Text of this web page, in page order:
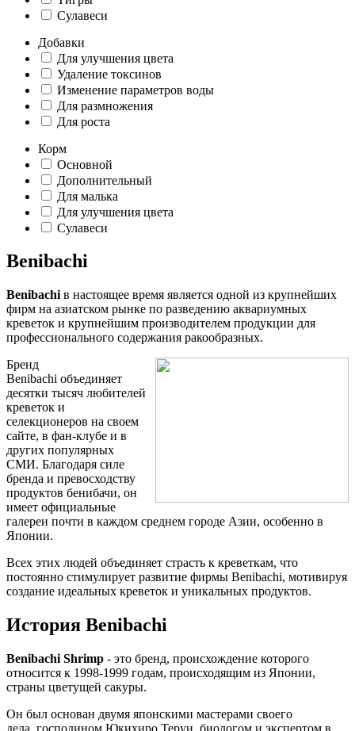
Сулавеси
Добавки
Для улучшения цвета
Удаление токсинов
Изменение параметров воды
Для размножения
Для роста
Корм
Основной
Дополнительный
Для малька
Для улучшения цвета
Сулавеси
Benibachi
Benibachi в настоящее время является одной из крупнейших
фирм на азиатском рынке по разведению аквариумных
креветок и крупнейшим производителем продукции для
профессионального содержания ракообразных.
Бренд
Benibachi объединяет
десятки тысяч любителей
креветок и
селекционеров на своем
сайте, в фан-клубе и в
других популярных
СМИ. Благодаря силе
бренда и превосходству
продуктов бенибачи, он
имеет официальные
галереи почти в каждом среднем городе Азии, особенно в
Японии.
Всех этих людей объединяет страсть к креветкам, что
постоянно стимулирует развитие фирмы Benibachi, мотивируя
создание идеальных креветок и уникальных продуктов.
История Benibachi
Benibachi Shrimp - это бренд, происхождение которого
относится к 1998-1999 годам, происходящим из Японии,
страны цветущей сакуры.
Он был основан двумя японскими мастерами своего